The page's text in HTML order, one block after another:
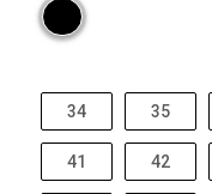
34 35
41 42